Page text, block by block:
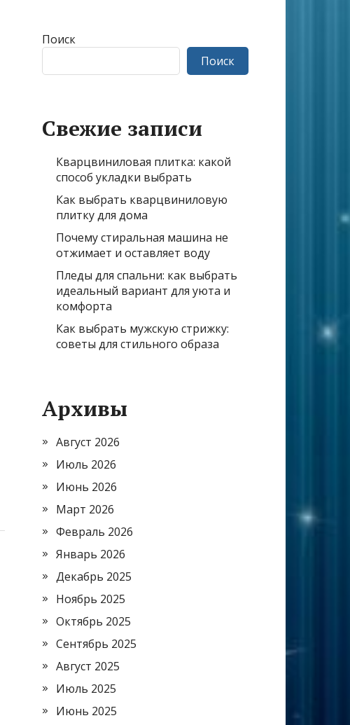
Поиск
Поиск
Свежие записи
Кварцвиниловая плитка: какой
способ укладки выбрать
Как выбрать кварцвиниловую
плитку для дома
Почему стиральная машина не
отжимает и оставляет воду
Пледы для спальни: как выбрать
идеальный вариант для уюта и
комфорта
Как выбрать мужскую стрижку:
советы для стильного образа
Архивы
Август 2026
Июль 2026
Июнь 2026
Март 2026
Февраль 2026
Январь 2026
Декабрь 2025
Ноябрь 2025
Октябрь 2025
Сентябрь 2025
Август 2025
Июль 2025
Июнь 2025